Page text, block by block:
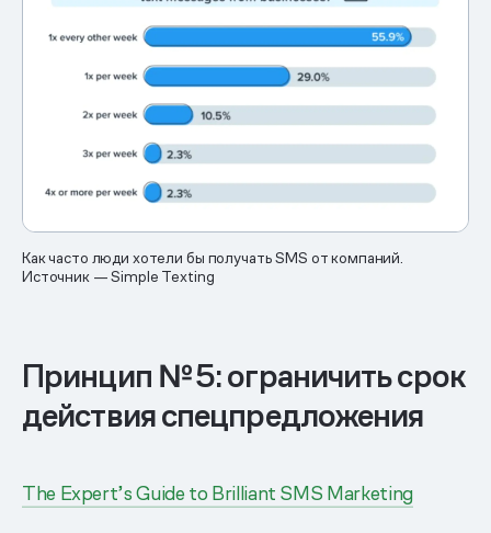
Как часто люди хотели бы получать SMS от компаний.
Источник — Simple Texting
Принцип № 5: ограничить срок
действия спецпредложения
The Expert’s Guide to Brilliant SMS Marketing